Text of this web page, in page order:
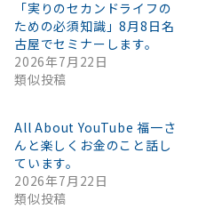
「実りのセカンドライフの
ための必須知識」8月8日名
古屋でセミナーします。
2026年7月22日
類似投稿
All About YouTube 福一さ
んと楽しくお金のこと話し
ています。
2026年7月22日
類似投稿